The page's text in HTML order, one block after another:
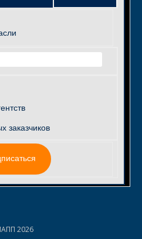
заказчиков
2026